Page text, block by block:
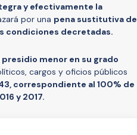
y efectivamente la
por una pena sustitutiva de
condiciones decretadas.
presidio menor en su grado
cargos y oficios públicos
correspondiente al 100% de
y 2017.